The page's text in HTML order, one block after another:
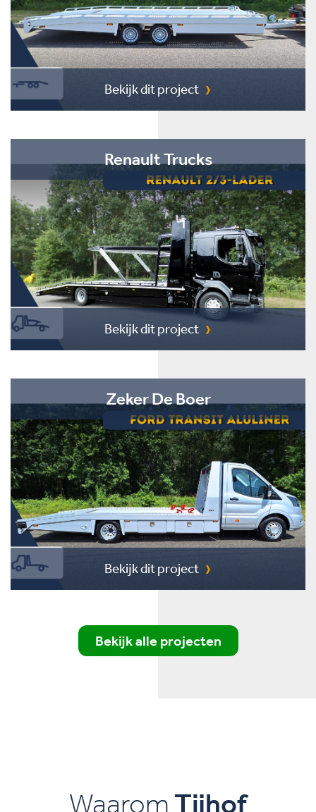
Bekijk dit project
Renault Trucks
Bekijk dit project
Zeker De Boer
Bekijk dit project
Bekijk alle projecten
Waarom Tijhof